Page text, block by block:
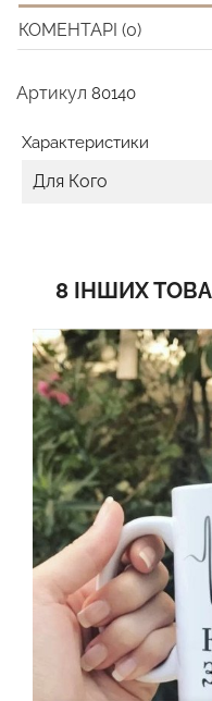
КОМЕНТАРІ (0)
Артикул 80140
Характеристики
Для Кого
8 ІНШИХ